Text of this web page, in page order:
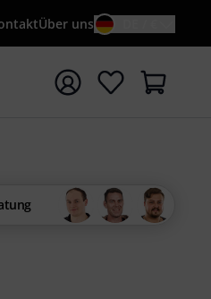
Über uns
starten